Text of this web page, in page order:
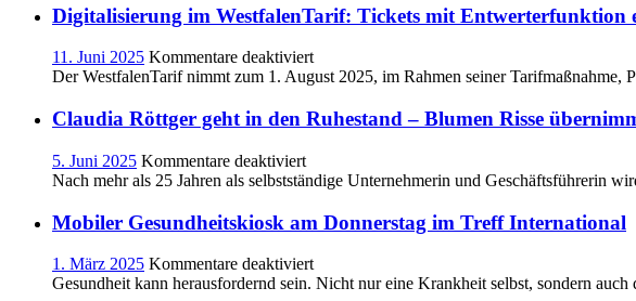
Bergkamens
Vielfalt
Rucksacktouren
für
Gäste
und
Digitalisierung im WestfalenTarif: Tickets mit Entwerterfunktion
11. Juni 2025 Kommentare deaktiviertfür
Digitalisierung
WestfalenTarif:
Tickets
Entwerterfunktion
entfallen
zum
1.
bei
der
Der WestfalenTarif nimmt zum 1. August 2025, im Rahmen seiner Tarifmaßnahme,
Claudia Röttger geht in den Ruhestand – Blumen Risse
5. Juni 2025 Kommentare deaktiviertfür
Claudia
geht
in
den
Ruhestand
Nach mehr als 25 Jahren als selbstständige Unternehmerin und Geschäftsführerin
Mobiler Gesundheitskiosk am Donnerstag im Treff International
1. März 2025 Kommentare deaktiviertfür
Mobiler
Gesundheit kann herausfordernd sein. Nicht nur eine Krankheit selbst, sondern